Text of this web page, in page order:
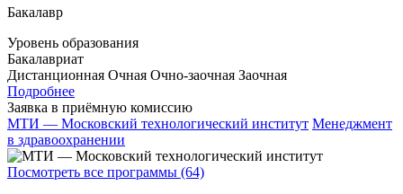
Бакалавр
Уровень образования
Бакалавриат
Дистанционная Очная Очно-заочная Заочная
Подробнее
Заявка в приёмную комиссию
МТИ — Московский технологический институт Менеджмент
в здравоохранении
Посмотреть все программы (64)